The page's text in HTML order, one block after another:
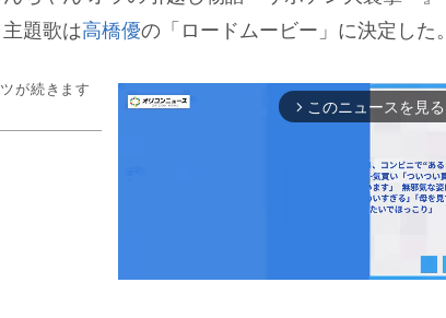
題歌は高橋優の「ロードムービー」に決定した。
が続きます
arrow_forward_ios このニュースを見る